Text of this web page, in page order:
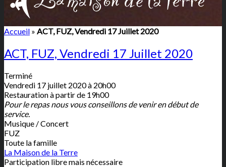
Accueil » ACT, FUZ, Vendredi 17 Juillet 2020
ACT, FUZ, Vendredi 17 Juillet 2020
Terminé
Vendredi 17 juillet 2020 à 20h00
Restauration à partir de 19h00
Pour le repas nous vous conseillons de venir en début de
service.
Musique / Concert
FUZ
Toute la famille
La Maison de la Terre
Participation libre mais nécessaire